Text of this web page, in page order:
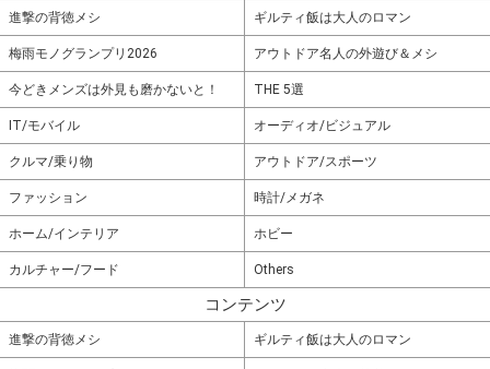
進撃の背徳メシ ギルティ飯は大人のロマン
梅雨モノグランプリ2026 アウトドア名人の外遊び＆メシ
今どきメンズは外見も磨かないと！ THE 5選
IT/モバイル オーディオ/ビジュアル
クルマ/乗り物 アウトドア/スポーツ
ファッション 時計/メガネ
ホーム/インテリア ホビー
カルチャー/フード Others
コンテンツ
進撃の背徳メシ ギルティ飯は大人のロマン